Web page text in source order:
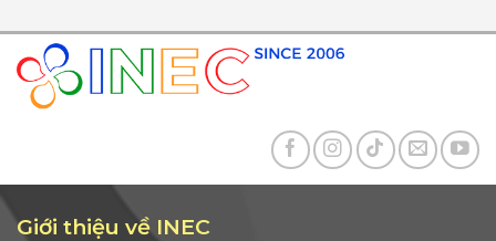
Giới thiệu về INEC